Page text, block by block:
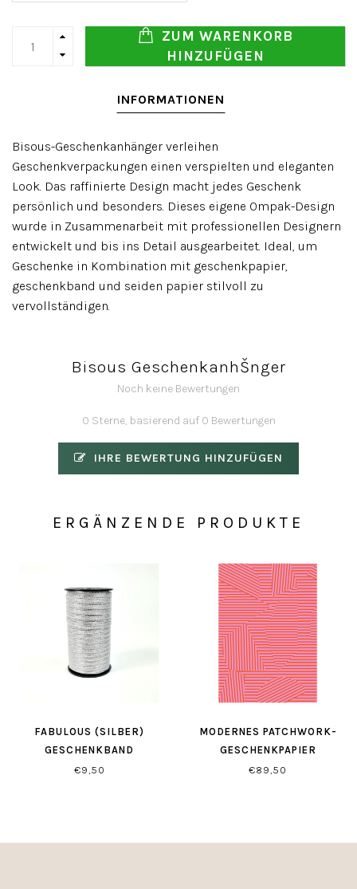
ZUM WARENKORB
HINZUFÜGEN
INFORMATIONEN
Bisous-Geschenkanhänger verleihen
Geschenkverpackungen einen verspielten und eleganten
Look. Das raffinierte Design macht jedes Geschenk
persönlich und besonders. Dieses eigene Ompak-Design
wurde in Zusammenarbeit mit professionellen Designern
entwickelt und bis ins Detail ausgearbeitet. Ideal, um
Geschenke in Kombination mit geschenkpapier,
geschenkband und seiden papier stilvoll zu
vervollständigen.
Bisous GeschenkanhŠnger
Noch keine Bewertungen
0 Sterne, basierend auf 0 Bewertungen
IHRE BEWERTUNG HINZUFÜGEN
ERGÄNZENDE PRODUKTE
FABULOUS (SILBER)
GESCHENKBAND
€9,50
MODERNES PATCHWORK-
GESCHENKPAPIER
ROSA/ROT
€89,50